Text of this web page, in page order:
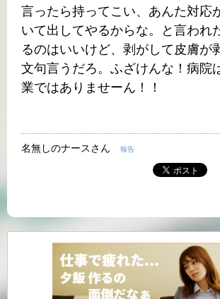
言ったら持ってこい、あんた対応
いて出してやるからな。と言われ
るのはいいけど、剥がして皮膚が
文句言うだろ。ふざけんな！病院
業ではありませーん！！
名無しのナースさん 報告